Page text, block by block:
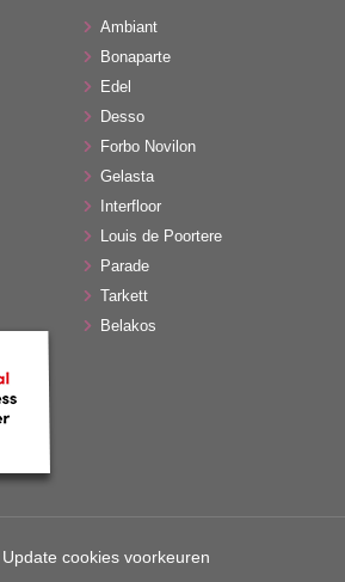
Ambiant
Bonaparte
Edel
Desso
Forbo Novilon
Gelasta
Interfloor
Louis de Poortere
Parade
Tarkett
Belakos
Update cookies voorkeuren